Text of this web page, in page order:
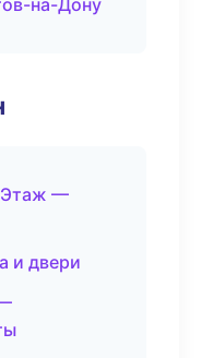
на-Дону
Этаж —
и двери